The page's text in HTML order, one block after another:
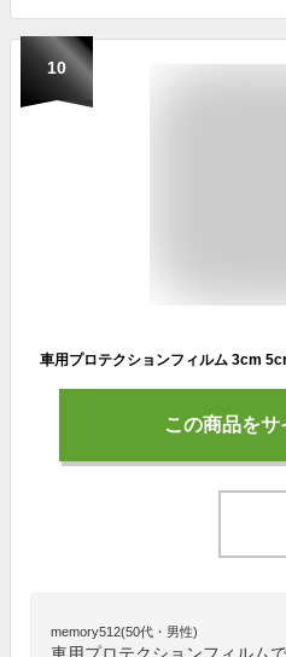
10
この商品をサ
memory512(50代・男性)